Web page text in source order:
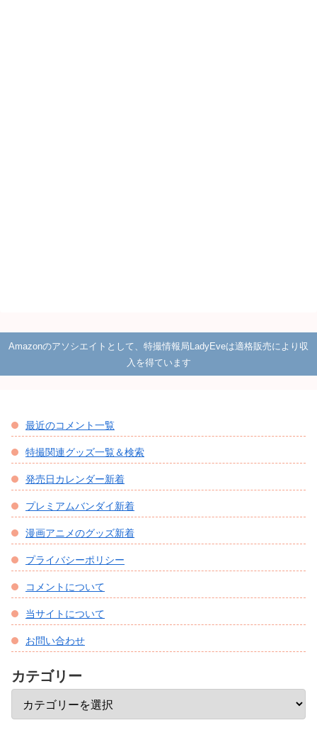
Amazonのアソシエイトとして、特撮情報局LadyEveは適格販売により収
入を得ています
最近のコメント一覧
特撮関連グッズ一覧＆検索
発売日カレンダー新着
プレミアムバンダイ新着
漫画アニメのグッズ新着
プライバシーポリシー
コメントについて
当サイトについて
お問い合わせ
カテゴリー